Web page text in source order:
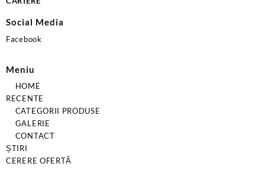
Social Media
Facebook
Meniu
HOME
RECENTE
CATEGORII PRODUSE
GALERIE
CONTACT
ȘTIRI
CERERE OFERTĂ